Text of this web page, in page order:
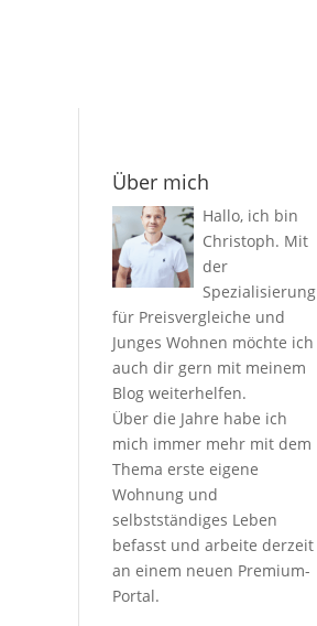
Über mich
Hallo, ich bin
Christoph. Mit
der
Spezialisierung
für Preisvergleiche und
Junges Wohnen möchte ich
auch dir gern mit meinem
Blog weiterhelfen.
Über die Jahre habe ich
mich immer mehr mit dem
Thema erste eigene
Wohnung und
selbstständiges Leben
befasst und arbeite derzeit
an einem neuen Premium-
Portal.